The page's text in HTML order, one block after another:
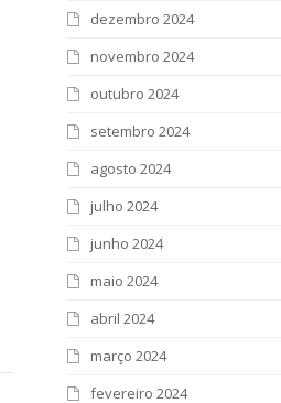
dezembro 2024
novembro 2024
outubro 2024
setembro 2024
agosto 2024
julho 2024
junho 2024
maio 2024
abril 2024
março 2024
fevereiro 2024